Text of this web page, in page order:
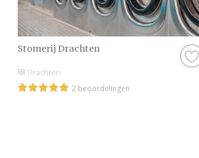
Stomerij Drachten
Drachten
2 beoordelingen